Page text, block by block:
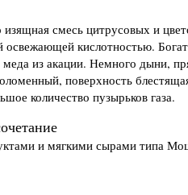
смесь цитрусовых и
освежающей кислотностью.
из акации. Немного дыни,
поверхность
количество пузырьков газа.
и мягкими сырами типа